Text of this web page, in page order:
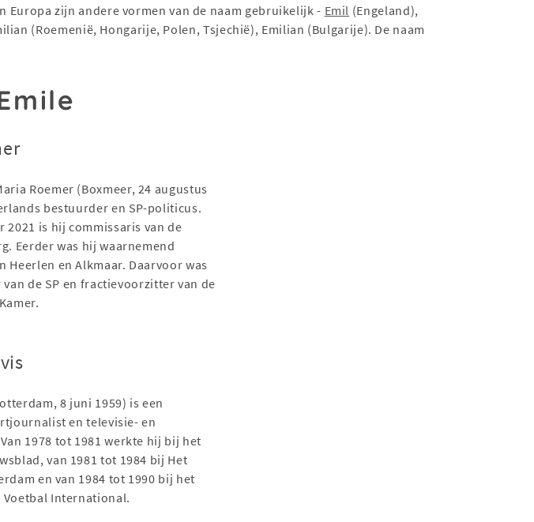
Europa zijn andere vormen van de naam gebruikelijk - Emil (Engeland),
(Roemenië, Hongarije, Polen, Tsjechië), Emilian (Bulgarije). De naam
Roemer (Boxmeer, 24 augustus
bestuurder en SP-politicus.
2021 is hij commissaris van de
Eerder was hij waarnemend
Heerlen en Alkmaar. Daarvoor was
de SP en fractievoorzitter van de
8 juni 1959) is een
en televisie- en
1978 tot 1981 werkte hij bij het
van 1981 tot 1984 bij Het
en van 1984 tot 1990 bij het
Voetbal International.